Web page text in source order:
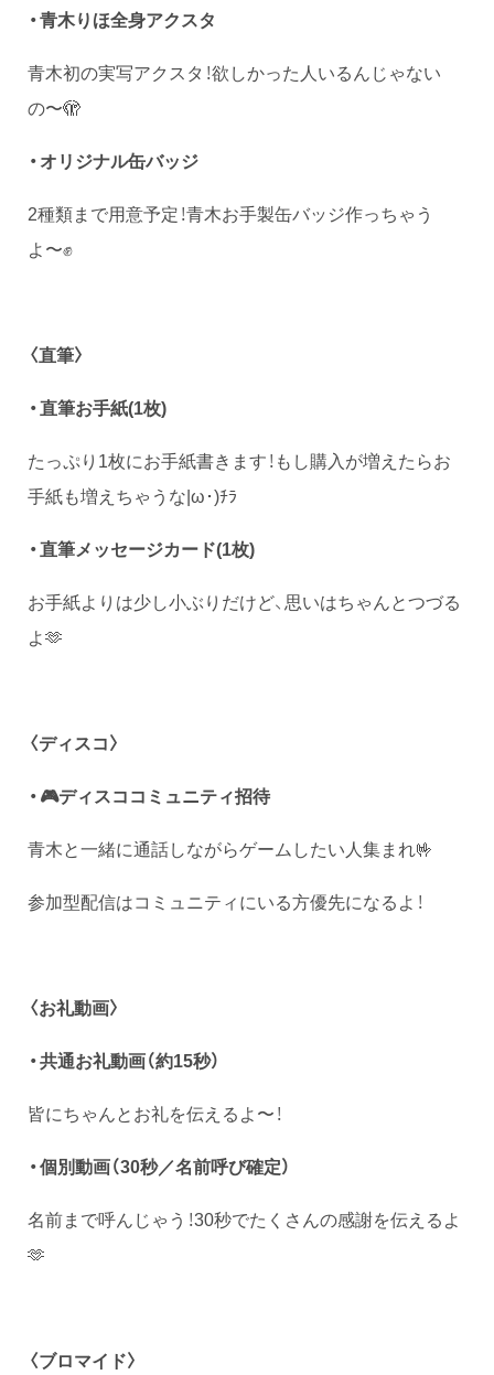
・青木りほ全身アクスタ
青木初の実写アクスタ！欲しかった人いるんじゃない
の〜🫣
・オリジナル缶バッジ
2種類まで用意予定！青木お手製缶バッジ作っちゃう
よ〜✊
〈直筆〉
・直筆お手紙(1枚)
たっぷり1枚にお手紙書きます！もし購入が増えたらお
手紙も増えちゃうな|ω･)ﾁﾗ
・直筆メッセージカード(1枚)
お手紙よりは少し小ぶりだけど、思いはちゃんとつづる
よ🫶
〈ディスコ〉
・🎮ディスココミュニティ招待
青木と一緒に通話しながらゲームしたい人集まれ🤟
参加型配信はコミュニティにいる方優先になるよ！
〈お礼動画〉
・共通お礼動画（約15秒）
皆にちゃんとお礼を伝えるよ〜！
・個別動画（30秒／名前呼び確定）
名前まで呼んじゃう！30秒でたくさんの感謝を伝えるよ
🫶
〈ブロマイド〉